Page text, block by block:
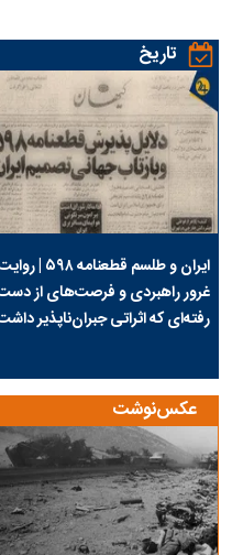
تاریخ
ایران و طلسم قطعنامه ۵۹۸ |
غرور راهبردی و فرصت‌های از
رفته‌ای که اثراتی جبران‌ناپذیر
عکس‌نوشت